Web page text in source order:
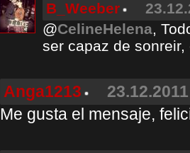
B_Weeber
@CelineHelena,
ser capaz de
Anga1213
Me gusta el mensaje,